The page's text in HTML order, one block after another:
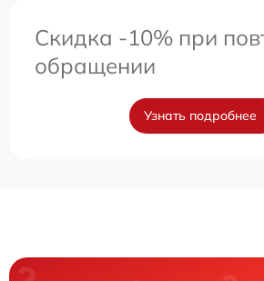
Скидка -10% при
обращении
Узнать подробнее